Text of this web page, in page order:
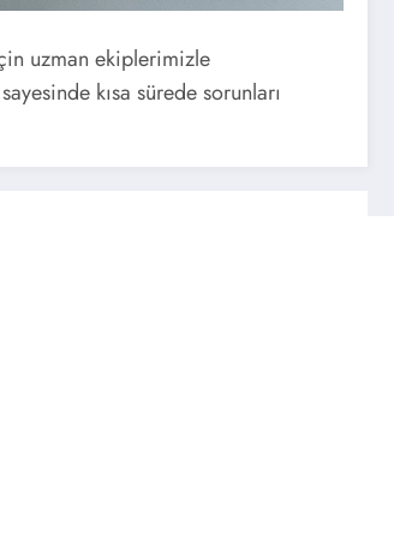
uzman ekiplerimizle
kısa sürede sorunları